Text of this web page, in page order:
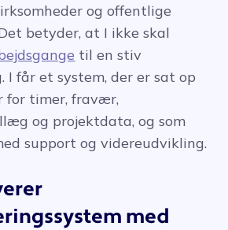
og offentlige
betyder, at I ikke skal
til en stiv
I får et system, der er sat op
for timer, fravær,
og projektdata, og som
support og videreudvikling.
med